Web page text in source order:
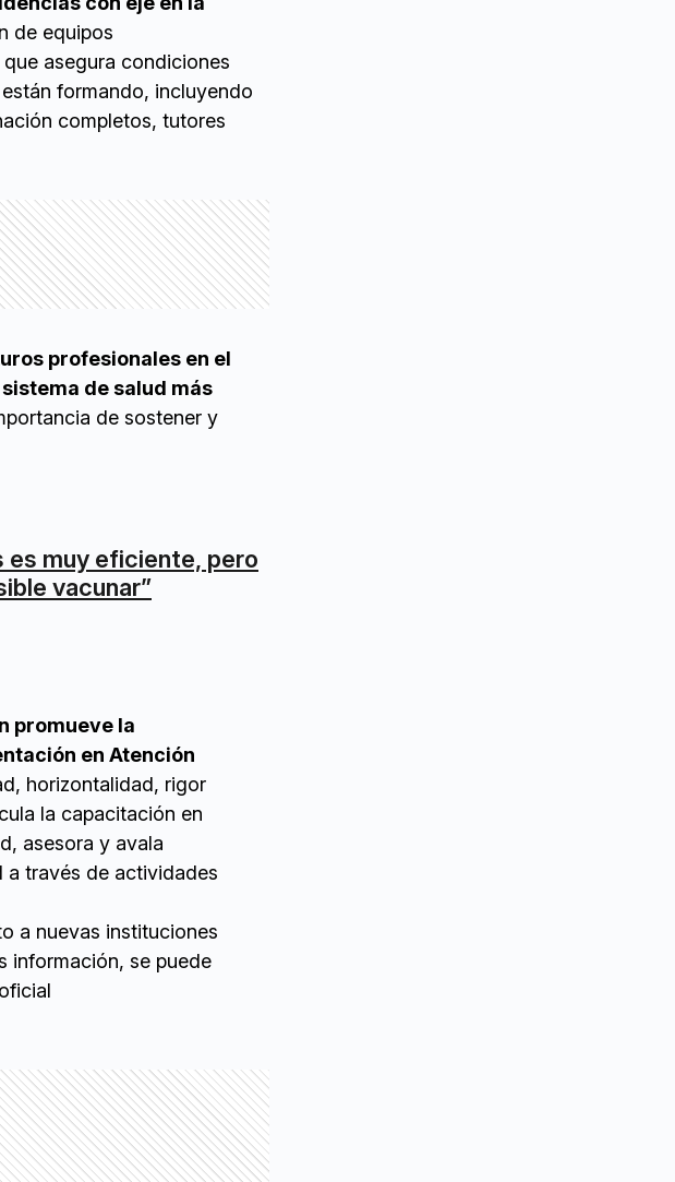
de equipos
asegura condiciones
formando, incluyendo
completos, tutores
profesionales en el
de salud más
de sostener y
es muy eficiente, pero
vacunar”
promueve la
en Atención
horizontalidad, rigor
la capacitación en
asesora y avala
través de actividades
a nuevas instituciones
información, se puede